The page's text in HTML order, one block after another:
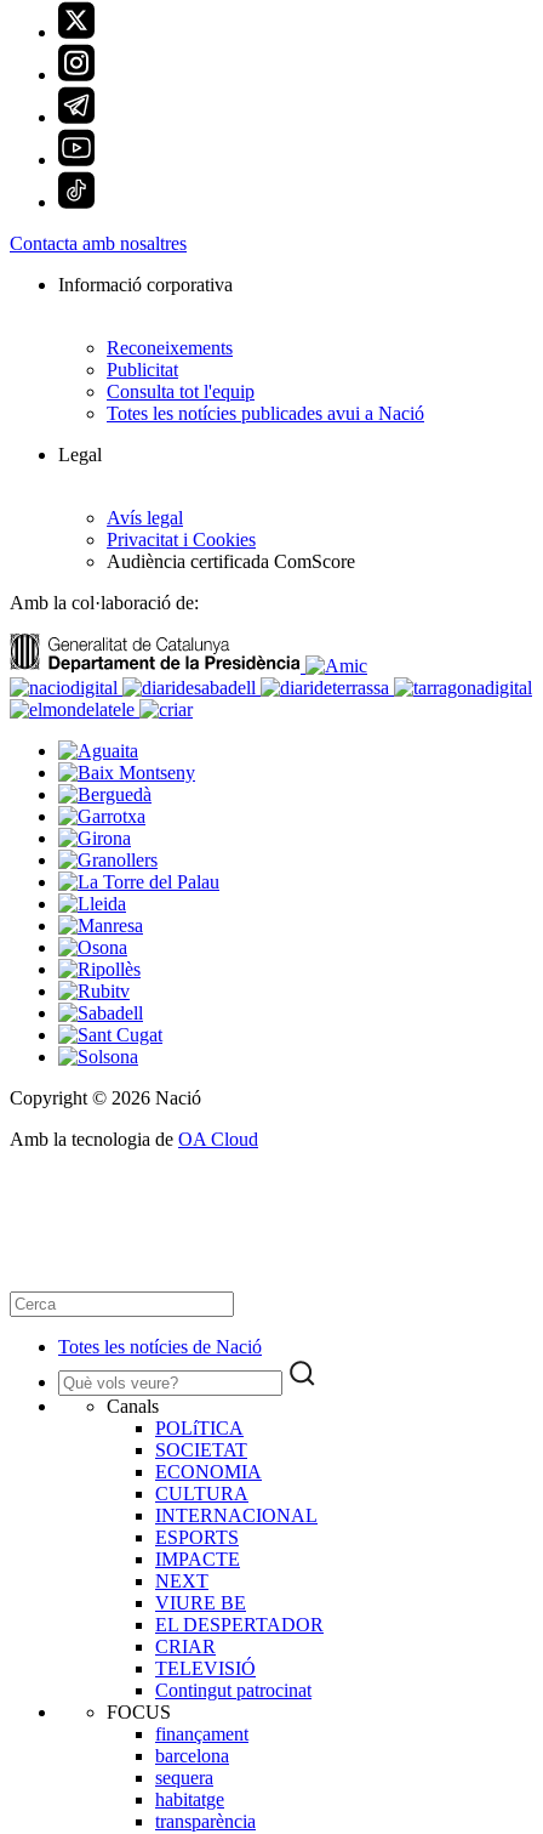
Contacta amb nosaltres
Informació corporativa
Reconeixements
Publicitat
Consulta tot l'equip
Totes les notícies publicades avui a Nació
Legal
Avís legal
Privacitat i Cookies
Audiència certificada ComScore
Amb la col·laboració de:
Copyright © 2026 Nació
Amb la tecnologia de OA Cloud
Totes les notícies de Nació
Canals
POLíTICA
SOCIETAT
ECONOMIA
CULTURA
INTERNACIONAL
ESPORTS
IMPACTE
NEXT
VIURE BE
EL DESPERTADOR
CRIAR
TELEVISIÓ
Contingut patrocinat
FOCUS
finançament
barcelona
sequera
habitatge
transparència